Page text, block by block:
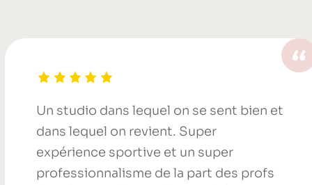
Un studio dans lequel on se sent bien et
dans lequel on revient. Super
expérience sportive et un super
professionnalisme de la part des profs